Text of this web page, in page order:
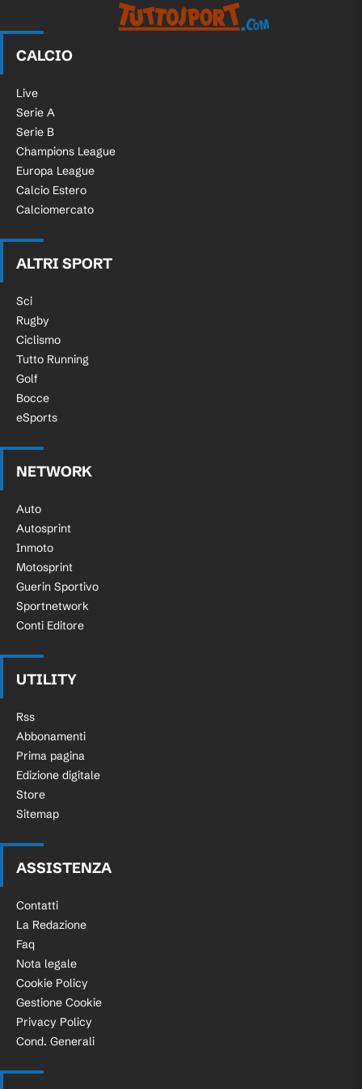
CALCIO
Live
Serie A
Serie B
Champions League
Europa League
Calcio Estero
Calciomercato
ALTRI SPORT
Sci
Rugby
Ciclismo
Tutto Running
Golf
Bocce
eSports
NETWORK
Auto
Autosprint
Inmoto
Motosprint
Guerin Sportivo
Sportnetwork
Conti Editore
UTILITY
Rss
Abbonamenti
Prima pagina
Edizione digitale
Store
Sitemap
ASSISTENZA
Contatti
La Redazione
Faq
Nota legale
Cookie Policy
Gestione Cookie
Privacy Policy
Cond. Generali